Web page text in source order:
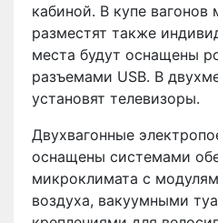
кабиной. В купе вагонов
разместят также
места будут оснащены
разъемами USB. В
установят телевизоры.
Двухвагонные
оснащены системами
микроклимата с
воздуха, вакуумными